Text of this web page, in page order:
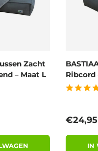
Zacht
– Maat L
Ribcord
€24,95
IN